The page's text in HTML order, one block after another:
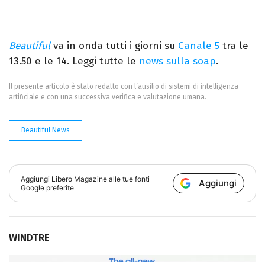
Beautifulva in onda tutti i giorni su Canale 5 tra le
13.50 e le 14. Leggi tutte le news sulla soap.
Il presente articolo è stato redatto con l’ausilio di sistemi di intelligenza
artificiale e con una successiva verifica e valutazione umana.
Beautiful News
Aggiungi Libero Magazine alle tue fonti
Google preferite
Aggiungi
WINDTRE